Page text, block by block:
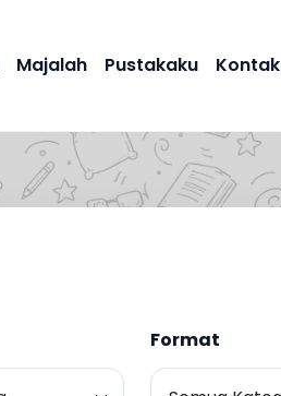
Majalah Pustakaku Kontak
Format